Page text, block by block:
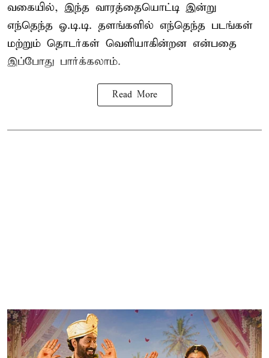
வகையில், இந்த வாரத்தையொட்டி இன்று
எந்தெந்த ஓ.டி.டி. தளங்களில் எந்தெந்த படங்கள்
மற்றும் தொடர்கள் வெளியாகின்றன என்பதை
இப்போது பார்க்கலாம்.
Read More